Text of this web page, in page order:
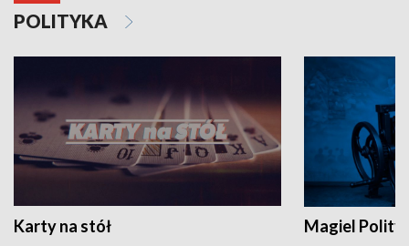
POLITYKA
Karty na stół Magiel